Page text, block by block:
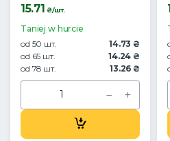
15.71 ₴/шт.
Taniej w hurcie
od 50 шт.
14.73 ₴
od 65 шт.
14.24 ₴
od 78 шт.
13.26 ₴